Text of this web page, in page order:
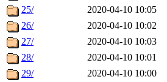
25/
2020-04-10 10:05
26/
2020-04-10 10:02
27/
2020-04-10 10:03
28/
2020-04-10 10:01
29/
2020-04-10 10:00